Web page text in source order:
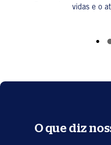
vidas e o
O que diz